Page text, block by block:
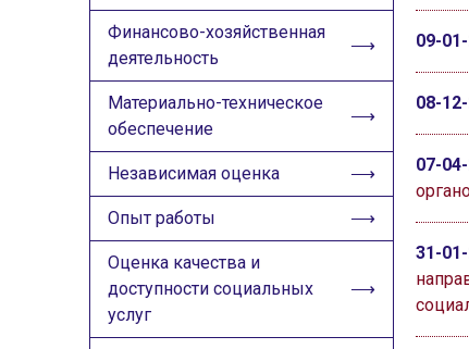
Настройки по умолчанию
Финансово-хозяйственная
деятельность
Материально-техническое
обеспечение
Независимая оценка
Опыт работы
Оценка качества и
доступности социальных
услуг
09-
08-
07-
31-